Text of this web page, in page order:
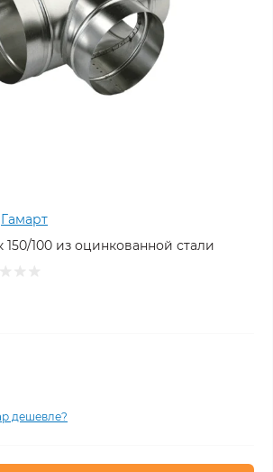
Гамарт
150/100 из оцинкованной стали
дешевле?